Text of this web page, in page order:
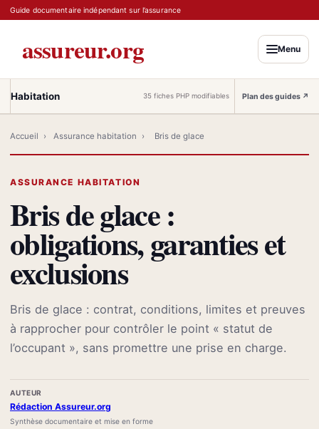
Guide documentaire indépendant sur l’assurance
assureur.org Menu
Habitation 35 fiches PHP modifiables Plan des guides ↗
Accueil › Assurance habitation › Bris de glace
ASSURANCE HABITATION
Bris de glace :
obligations, garanties et
exclusions
Bris de glace : contrat, conditions, limites et preuves
à rapprocher pour contrôler le point « statut de
l’occupant », sans promettre une prise en charge.
AUTEUR
Rédaction Assureur.org
Synthèse documentaire et mise en forme